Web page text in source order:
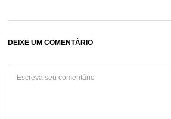
DEIXE UM COMENTÁRIO